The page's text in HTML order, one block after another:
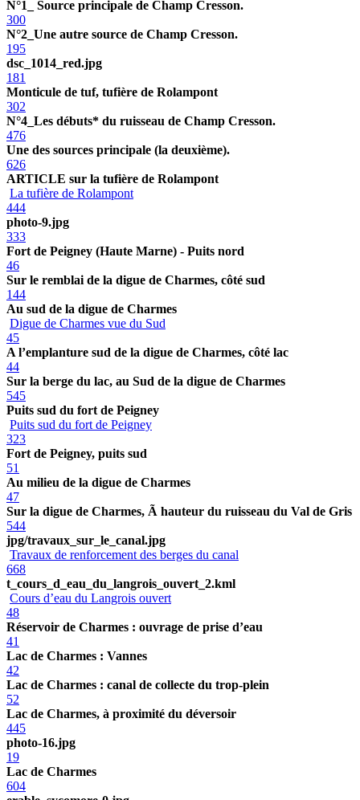
N°1_ Source principale de Champ Cresson.
300
N°2_Une autre source de Champ Cresson.
195
dsc_1014_red.jpg
181
Monticule de tuf, tufière de Rolampont
302
N°4_Les débuts* du ruisseau de Champ Cresson.
476
Une des sources principale (la deuxième).
626
ARTICLE sur la tufière de Rolampont
La tufière de Rolampont
444
photo-9.jpg
333
Fort de Peigney (Haute Marne) - Puits nord
46
Sur le remblai de la digue de Charmes, côté sud
144
Au sud de la digue de Charmes
Digue de Charmes vue du Sud
45
A l’emplanture sud de la digue de Charmes, côté lac
44
Sur la berge du lac, au Sud de la digue de Charmes
545
Puits sud du fort de Peigney
Puits sud du fort de Peigney
323
Fort de Peigney, puits sud
51
Au milieu de la digue de Charmes
47
Sur la digue de Charmes, Ã hauteur du ruisseau du Val de Gris
544
jpg/travaux_sur_le_canal.jpg
Travaux de renforcement des berges du canal
668
t_cours_d_eau_du_langrois_ouvert_2.kml
Cours d’eau du Langrois ouvert
48
Réservoir de Charmes : ouvrage de prise d’eau
41
Lac de Charmes : Vannes
42
Lac de Charmes : canal de collecte du trop-plein
52
Lac de Charmes, à proximité du déversoir
445
photo-16.jpg
19
Lac de Charmes
604